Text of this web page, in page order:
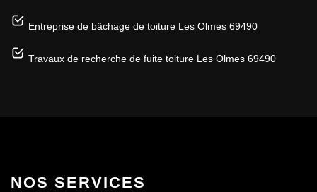
Entreprise de bâchage de toiture Les Olmes 69490
Travaux de recherche de fuite toiture Les Olmes 69490
NOS SERVICES